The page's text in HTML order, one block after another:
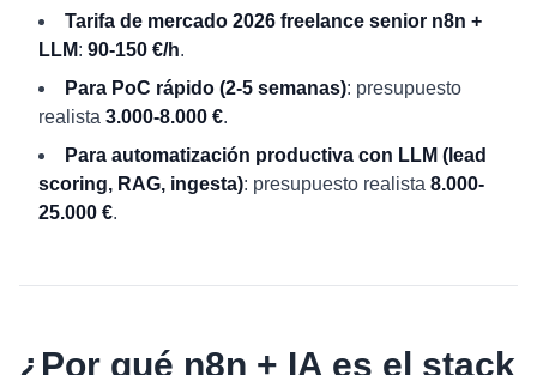
Tarifa de mercado 2026 freelance senior n8n +
LLM: 90-150 €/h.
Para PoC rápido (2-5 semanas): presupuesto
realista 3.000-8.000 €.
Para automatización productiva con LLM (lead
scoring, RAG, ingesta): presupuesto realista 8.000-
25.000 €.
¿Por qué n8n + IA es el stack